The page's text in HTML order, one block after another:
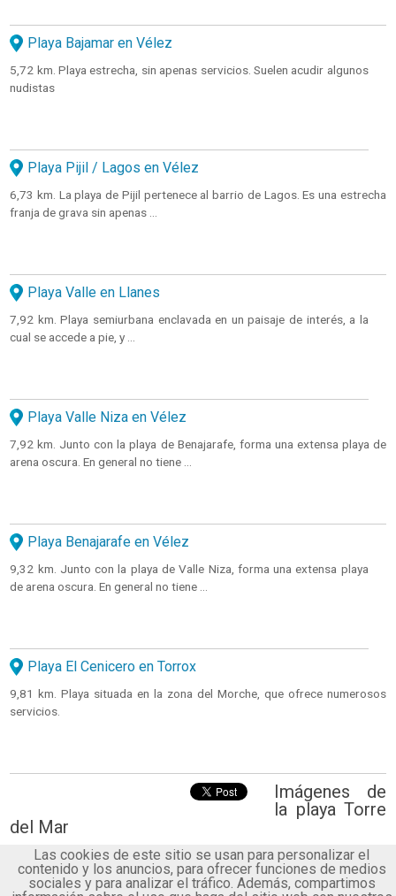
Playa Bajamar en Vélez
5,72 km. Playa estrecha, sin apenas servicios. Suelen acudir algunos
nudistas
Playa Pijil / Lagos en Vélez
6,73 km. La playa de Pijil pertenece al barrio de Lagos. Es una estrecha
franja de grava sin apenas ...
Playa Valle en Llanes
7,92 km. Playa semiurbana enclavada en un paisaje de interés, a la
cual se accede a pie, y ...
Playa Valle Niza en Vélez
7,92 km. Junto con la playa de Benajarafe, forma una extensa playa de
arena oscura. En general no tiene ...
Playa Benajarafe en Vélez
9,32 km. Junto con la playa de Valle Niza, forma una extensa playa
de arena oscura. En general no tiene ...
Playa El Cenicero en Torrox
9,81 km. Playa situada en la zona del Morche, que ofrece numerosos
servicios.
Imágenes de
la playa Torre
del Mar
Las cookies de este sitio se usan para personalizar el
contenido y los anuncios, para ofrecer funciones de medios
sociales y para analizar el tráfico. Además, compartimos